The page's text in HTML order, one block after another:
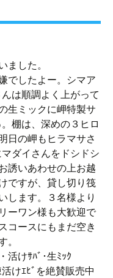
ました。
でしたよー。シマア
は順調よく上がって
生ミックに岬特製サ
棚は、深めの３ヒロ
日の岬もヒラマサさ
ダイさんをドシドシ
誘いあわせの上お越
ですが、貸し切り筏
します。３名様より
ーワン様も大歓迎で
コースにもまだ空き
。
活けｻﾊﾞ･生ﾐｯｸ
けｴﾋﾞを絶賛販売中